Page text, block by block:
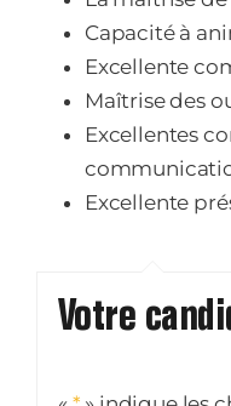
Capacité à
Excellente
Maîtrise des
Excellentes
Excellente
Votre